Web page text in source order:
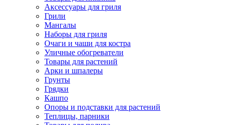
Аксессуары для гриля
Грили
Мангалы
Наборы для гриля
Очаги и чаши для костра
Уличные обогреватели
Товары для растений
Арки и шпалеры
Грунты
Грядки
Кашпо
Опоры и подставки для растений
Теплицы, парники